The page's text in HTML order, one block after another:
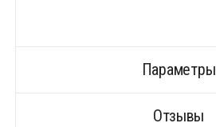
Параметры
Отзывы